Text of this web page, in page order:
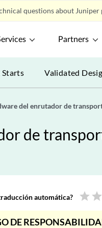
questions about
Partners
Starts Validated
del enrutador de
de
automática? star star
DE